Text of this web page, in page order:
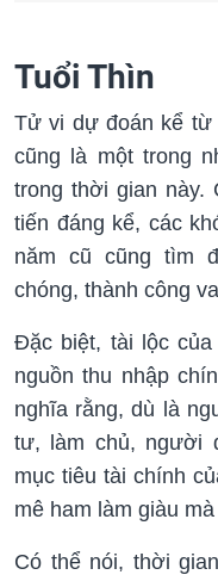
Tuổi Thìn
Tử vi dự đoán kể từ
cũng là một trong
trong thời gian này.
tiến đáng kể, các
năm cũ cũng tìm
chóng, thành công
Đặc biệt, tài lộc
nguồn thu nhập
nghĩa rằng, dù là
tư, làm chủ, người
mục tiêu tài chính
mê ham làm giàu
Có thể nói, thời